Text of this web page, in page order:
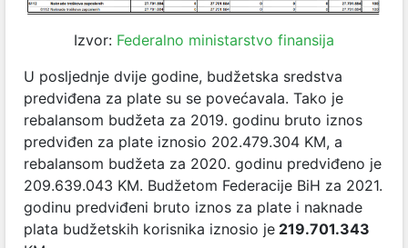
Izvor: Federalno ministarstvo finansija
U posljednje dvije godine, budžetska sredstva
predviđena za plate su se povećavala. Tako je
rebalansom budžeta za 2019. godinu bruto iznos
predviđen za plate iznosio 202.479.304 KM, a
rebalansom budžeta za 2020. godinu predviđeno je
209.639.043 KM. Budžetom Federacije BiH za 2021.
godinu predviđeni bruto iznos za plate i naknade
plata budžetskih korisnika iznosio je 219.701.343